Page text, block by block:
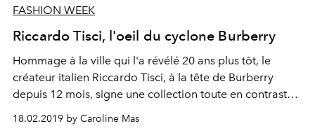
FASHION WEEK
Riccardo Tisci, l'oeil du cyclone Burberry
Hommage à la ville qui l'a révélé 20 ans plus tôt, le
créateur italien Riccardo Tisci, à la tête de Burberry
depuis 12 mois, signe une collection toute en contraste,
synthèse d'une effervescence propre à Londres, entre
tradition et anti-conformisme.
18.02.2019 by Caroline Mas